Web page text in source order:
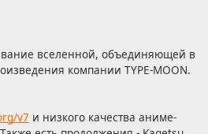
вселенной, объединяющей в
компании TYPE-MOON.
v7и низкого качества аниме-